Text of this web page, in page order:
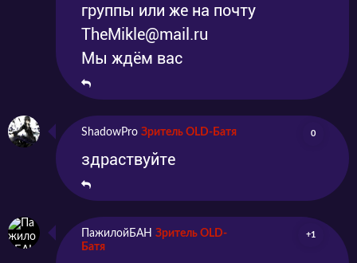
группы или же на почту
TheMikle@mail.ru
Мы ждём вас
ShadowPro Зритель OLD-Батя 0
здраствуйте
ПажилойБАН Зритель OLD-
Батя
+1